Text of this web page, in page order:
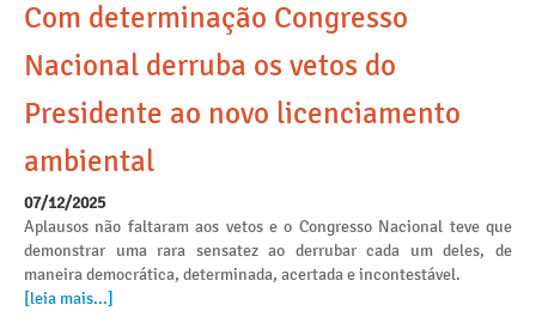
Com determinação Congresso
Nacional derruba os vetos do
Presidente ao novo licenciamento
ambiental
07/12/2025
Aplausos não faltaram aos vetos e o Congresso Nacional teve que
demonstrar uma rara sensatez ao derrubar cada um deles, de
maneira democrática, determinada, acertada e incontestável.
[leia mais...]